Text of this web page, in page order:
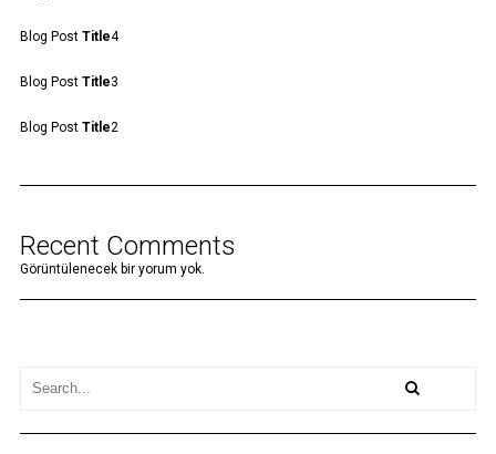
Blog Post Title4
Blog Post Title3
Blog Post Title2
Recent Comments
Görüntülenecek bir yorum yok.